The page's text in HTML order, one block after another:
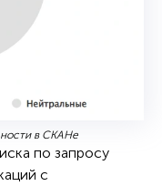
в СКАНе
по запросу
с